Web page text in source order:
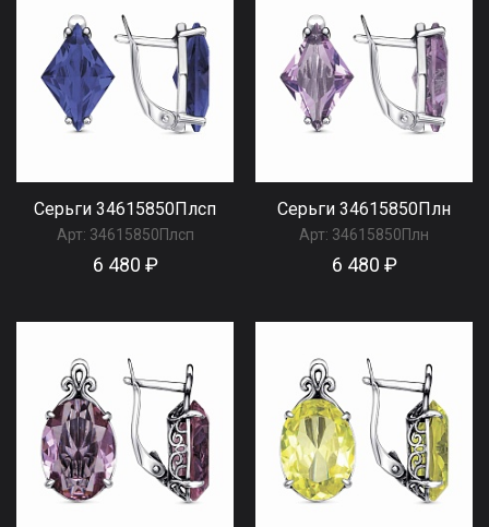
Серьги 34615850Плсп
Арт: 34615850Плсп
6 480 ₽
Серьги 34615850Плн
Арт: 34615850Плн
6 480 ₽